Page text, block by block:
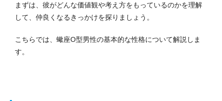
まずは、彼がどんな価値観や考え方をもっているのかを理解
して、仲良くなるきっかけを探りましょう。
こちらでは、蠍座O型男性の基本的な性格について解説しま
す。